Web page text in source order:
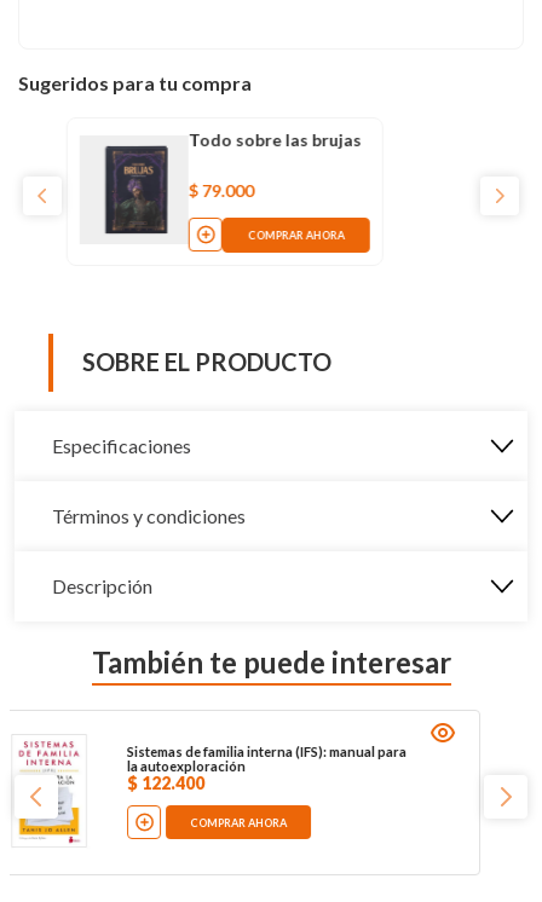
Sugeridos para tu compra
Todo sobre las brujas
$79
COMPRAR AHORA
SOBRE EL PRODUCTO
Especificaciones
Términos y condiciones
Descripción
También te puede interesar
Sistemas de familia interna (IFS): manual para
la autoexploración
$122
COMPRAR AHORA